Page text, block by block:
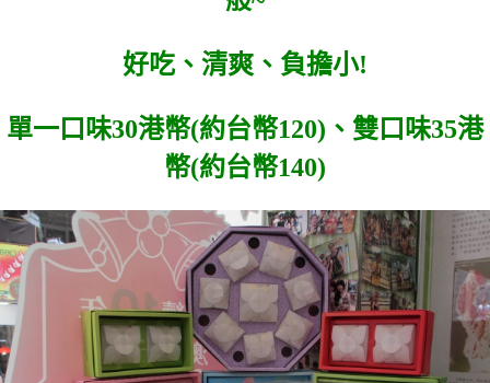
好吃、清爽、負擔小!
單一口味30港幣(約台幣120)、雙口味35港
幣(約台幣140)